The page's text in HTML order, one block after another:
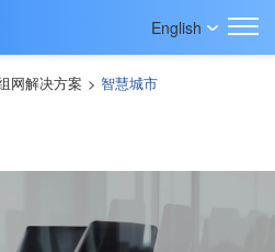
English
网解决方案 > 智慧城市